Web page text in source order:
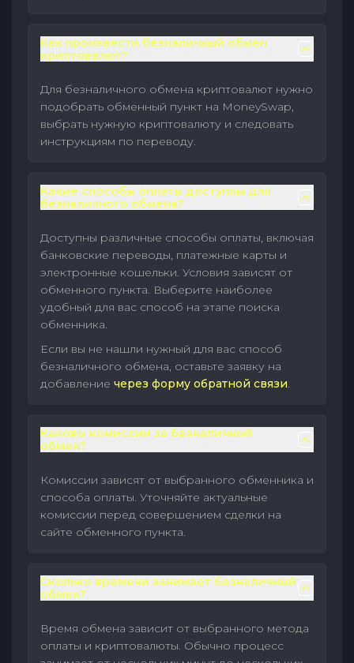
Как произвести безналичный обмен
криптовалют?
Для безналичного обмена криптовалют нужно
подобрать обменный пункт на MoneySwap,
выбрать нужную криптовалюту и следовать
инструкциям по переводу.
Какие способы оплаты доступны для
безналичного обмена?
Доступны различные способы оплаты, включая
банковские переводы, платежные карты и
электронные кошельки. Условия зависят от
обменного пункта. Выберите наиболее
удобный для вас способ на этапе поиска
обменника.
Если вы не нашли нужный для вас способ
безналичного обмена, оставьте заявку на
добавление через форму обратной связи.
Каковы комиссии за безналичный
обмен?
Комиссии зависят от выбранного обменника и
способа оплаты. Уточняйте актуальные
комиссии перед совершением сделки на
сайте обменного пункта.
Сколько времени занимает безналичный
обмен?
Время обмена зависит от выбранного метода
оплаты и криптовалюты. Обычно процесс